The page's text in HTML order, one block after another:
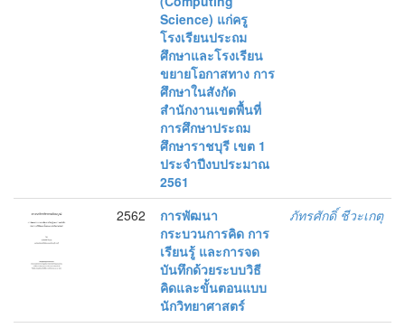
Science) แก่ครู
โรงเรียนประถม
ศึกษาและโรงเรียน
ขยายโอกาสทาง การ
ศึกษาในสังกัด
สำนักงานเขตพื้นที่
การศึกษาประถม
ศึกษาราชบุรี เขต 1
ประจำปีงบประมาณ
2561
2562
การพัฒนา
กระบวนการคิด การ
เรียนรู้ และการจด
บันทึกด้วยระบบวิธี
คิดและขั้นตอนแบบ
นักวิทยาศาสตร์
ภัทรศักดิ์ ชีวะเกตุ